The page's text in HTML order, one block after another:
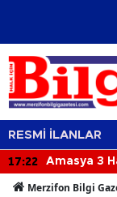
RESMİ İLANLAR
17:22 Amasya 3
Merzifon Bilgi